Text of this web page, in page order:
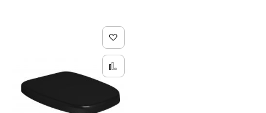
Adicionar à lista de
Adicionar para